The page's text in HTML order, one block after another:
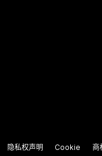
隐私权声明 Cookie 商